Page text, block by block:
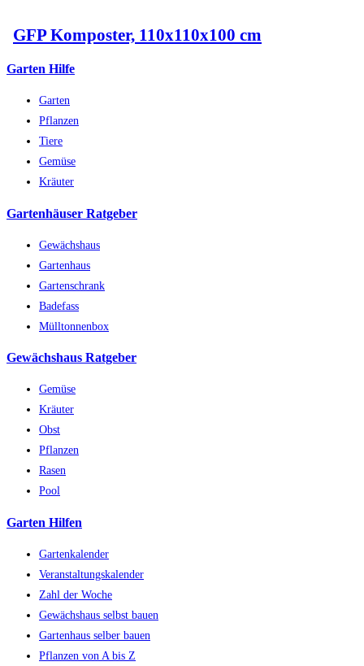
GFP Komposter, 110x110x100 cm
Garten Hilfe
Garten
Pflanzen
Tiere
Gemüse
Kräuter
Gartenhäuser Ratgeber
Gewächshaus
Gartenhaus
Gartenschrank
Badefass
Mülltonnenbox
Gewächshaus Ratgeber
Gemüse
Kräuter
Obst
Pflanzen
Rasen
Pool
Garten Hilfen
Gartenkalender
Veranstaltungskalender
Zahl der Woche
Gewächshaus selbst bauen
Gartenhaus selber bauen
Pflanzen von A bis Z